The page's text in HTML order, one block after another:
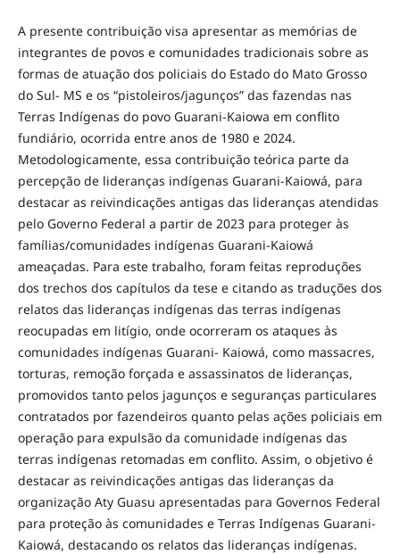
A presente contribuição visa apresentar as memórias de
integrantes de povos e comunidades tradicionais sobre as
formas de atuação dos policiais do Estado do Mato Grosso
do Sul- MS e os “pistoleiros/jagunços” das fazendas nas
Terras Indígenas do povo Guarani-Kaiowa em conflito
fundiário, ocorrida entre anos de 1980 e 2024.
Metodologicamente, essa contribuição teórica parte da
percepção de lideranças indígenas Guarani-Kaiowá, para
destacar as reivindicações antigas das lideranças atendidas
pelo Governo Federal a partir de 2023 para proteger às
famílias/comunidades indígenas Guarani-Kaiowá
ameaçadas. Para este trabalho, foram feitas reproduções
dos trechos dos capítulos da tese e citando as traduções dos
relatos das lideranças indígenas das terras indígenas
reocupadas em litígio, onde ocorreram os ataques às
comunidades indígenas Guarani- Kaiowá, como massacres,
torturas, remoção forçada e assassinatos de lideranças,
promovidos tanto pelos jagunços e seguranças particulares
contratados por fazendeiros quanto pelas ações policiais em
operação para expulsão da comunidade indígenas das
terras indígenas retomadas em conflito. Assim, o objetivo é
destacar as reivindicações antigas das lideranças da
organização Aty Guasu apresentadas para Governos Federal
para proteção às comunidades e Terras Indígenas Guarani-
Kaiowá, destacando os relatos das lideranças indígenas.